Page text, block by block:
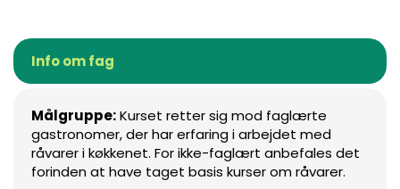
Info om fag
Målgruppe:Kurset retter sig mod faglærte
gastronomer, der har erfaring i arbejdet med
råvarer i køkkenet. For ikke-faglært anbefales det
forinden at have taget basis kurser om råvarer.